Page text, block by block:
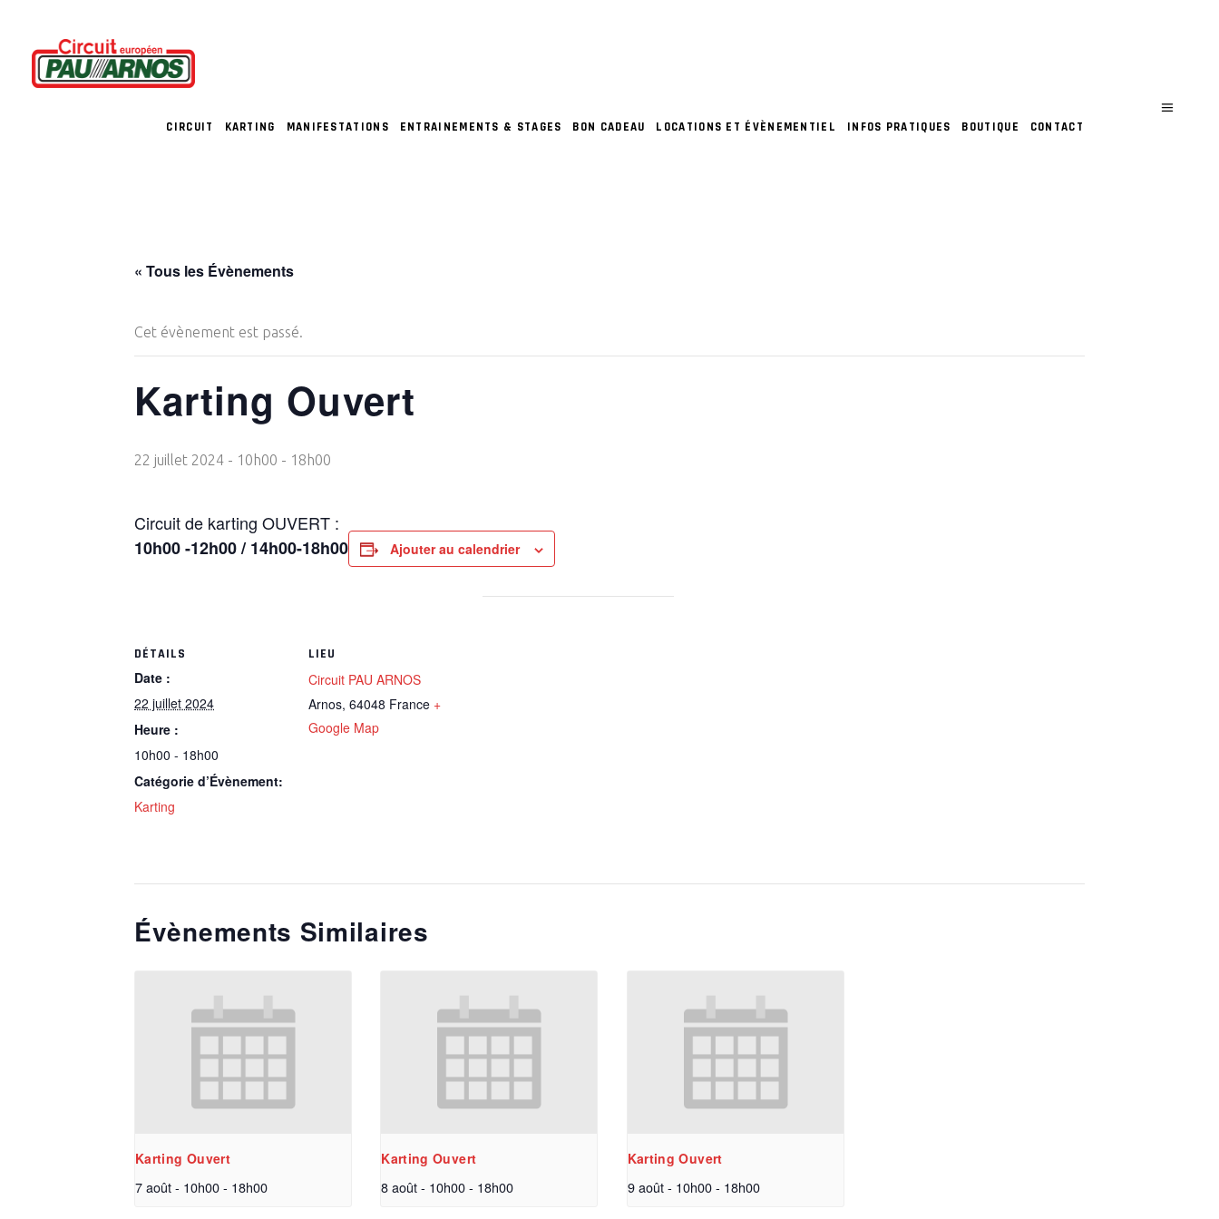
CIRCUIT KARTING MANIFESTATIONS ENTRAINEMENTS & STAGES BON CADEAU LOCATIONS ET ÉVÈNEMENTIEL INFOS PRATIQUES BOUTIQUE CONTACT
« Tous les Évènements
Cet évènement est passé.
Karting Ouvert
22 juillet 2024 - 10h00 - 18h00
Circuit de karting OUVERT :
10h00 -12h00 / 14h00-18h00
Ajouter au calendrier
DÉTAILS
Date :
22 juillet 2024
Heure :
10h00 - 18h00
Catégorie d’Évènement:
Karting
LIEU
Circuit PAU ARNOS
Arnos, 64048 France +
Google Map
Évènements Similaires
Karting Ouvert
7 août - 10h00- 18h00
Karting Ouvert
8 août - 10h00 - 18h00
Karting Ouvert
9 août - 10h00 - 18h00